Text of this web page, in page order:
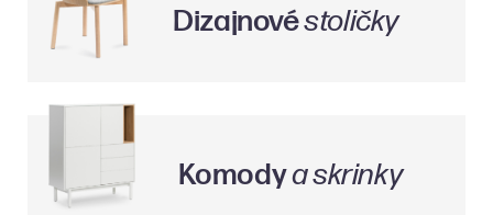
Dizajnovéstoličky
Komodya skrinky